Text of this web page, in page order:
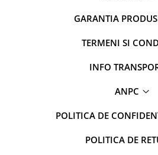
GARANTIA
TERMENI SI
INFO
ANPC
POLITICA DE
POLITICA DE